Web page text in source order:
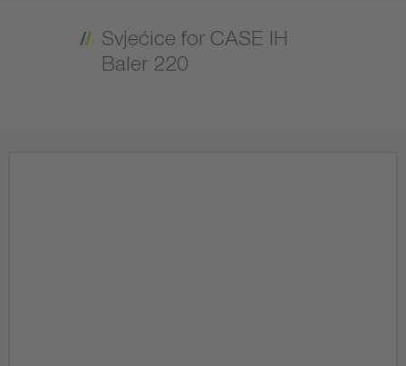
Svjećice for CASE IH
Baler 220